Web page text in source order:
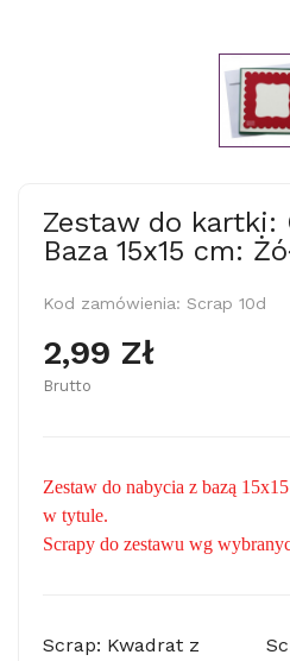
Zestaw do kartki:
Baza 15x15 cm:
Kod zamówienia: Scrap 10d
2,99 Zł
Brutto
Zestaw do nabycia z bazą
w tytule.
Scrapy do zestawu wg
Scrap: Kwadrat z